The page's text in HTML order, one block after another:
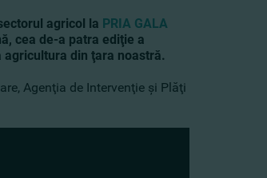
agricol la PRIA GALA
cea de-a patra ediţie a
din ţara noastră.
Agenţia de Intervenţie şi Plăţi